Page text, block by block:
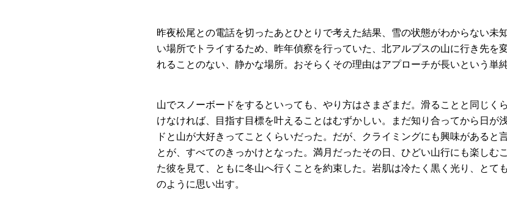
昨夜松尾との電話を切ったあとひとりで考えた結果、雪の状態がわからない未
い場所でトライするため、昨年偵察を行っていた、北アルプスの山に行き先を
れることのない、静かな場所。おそらくその理由はアプローチが長いという単
山でスノーボードをするといっても、やり方はさまざまだ。滑ることと同じく
けなければ、目指す目標を叶えることはむずかしい。まだ知り合ってから日が
ドと山が大好きってことくらいだった。だが、クライミングにも興味があると
とが、すべてのきっかけとなった。満月だったその日、ひどい山行にも楽しむ
た彼を見て、ともに冬山へ行くことを約束した。岩肌は冷たく黒く光り、とて
のように思い出す。